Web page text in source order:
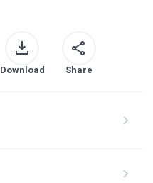
Download Share